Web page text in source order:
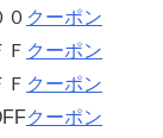
０ クーポン
Ｆ クーポン
Ｆ クーポン
クーポン